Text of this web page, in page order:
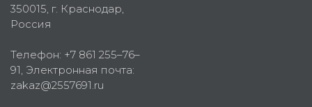
350015, г. Краснодар,
Россия
Телефон: +7 861 255–76–
91, Электронная почта:
zakaz@2557691.ru